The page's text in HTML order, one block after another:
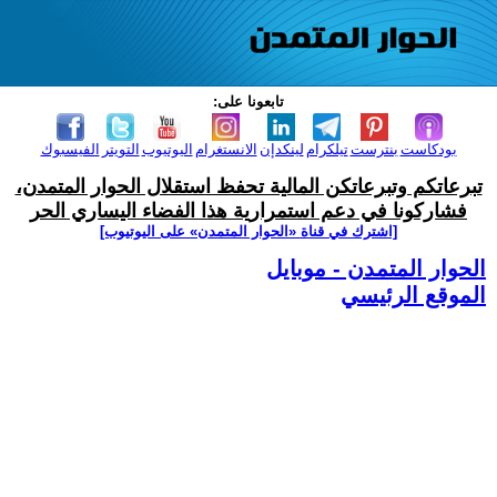
تابعونا على:
الفيسبوك التويتر اليوتيوب الانستغرام لينكدإن تيلكرامبنترست بودكاست
تبرعاتكم وتبرعاتكن المالية تحفظ استقلال الحوار المتمدن،
فشاركونا في دعم استمرارية هذا الفضاء اليساري الحر
[اشترك في قناة ‫«الحوار المتمدن» على اليوتيوب]
الحوار المتمدن - موبايل
الموقع الرئيسي